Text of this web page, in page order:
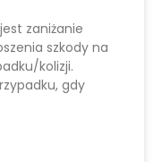
zaniżanie
szkody na
kolizji.
gdy